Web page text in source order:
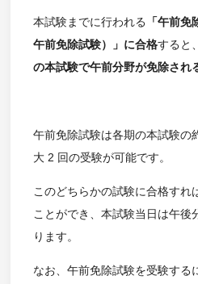
本試験までに行われる
「午前
午前免除試験）」に合格すると、
の本試験で午前分野が免除され
午前免除試験は各期の本試験の
大 2 回の受験が可能です。
このどちらかの試験に合格すれ
ことができ、本試験当日は午後
ります。
なお、午前免除試験を受験する